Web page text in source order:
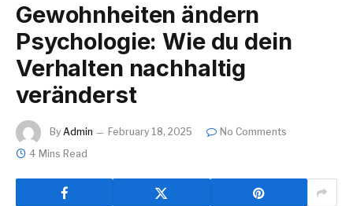
Gewohnheiten ändern
Psychologie: Wie du dein
Verhalten nachhaltig
veränderst
By Admin February 18, 2025
No Comments
4 Mins Read